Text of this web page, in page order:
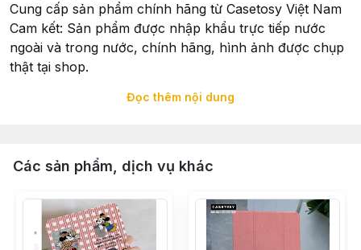
Cung cấp sản phẩm chính hãng từ Casetosy Việt Nam
Cam kết: Sản phẩm được nhập khẩu trực tiếp nước
ngoài và trong nước, chính hãng, hình ảnh được chụp
thật tại shop.
Xuất Xứ: Sản phẩm được nhập khẩu trực tiếp và hoàn
Nam - 258 Trưng Nữ Vương, Quận Hải Châu, TP. Đà
Đọc thêm nội dung
Các sản phẩm, dịch vụ khác